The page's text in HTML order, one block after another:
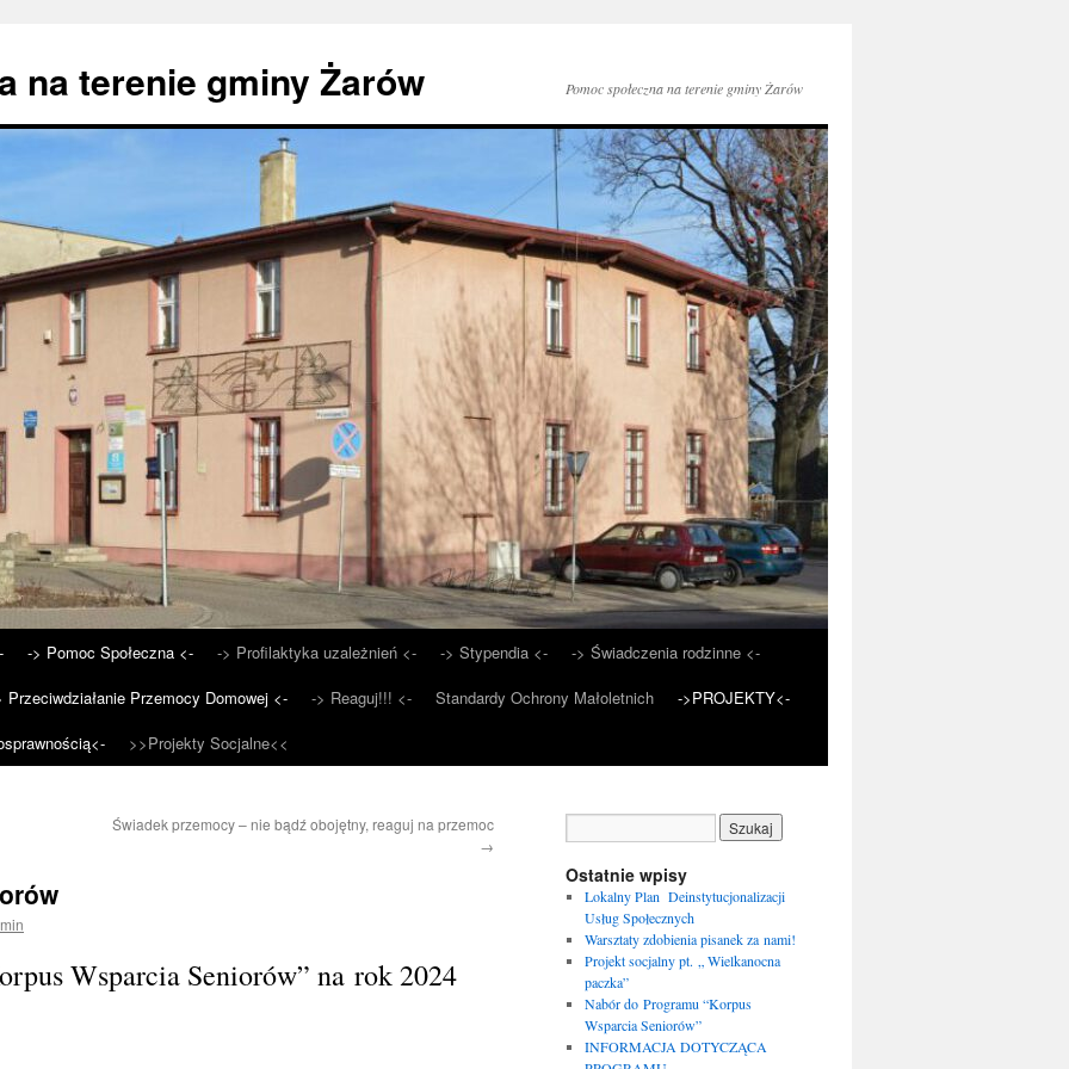
na terenie gminy Żarów Pomoc społeczna na terenie gminy Żarów
-> Pomoc Społeczna <- -> Profilaktyka uzależnień <- -> Stypendia <-
-> Świadczenia rodzinne <-
Przeciwdziałanie Przemocy Domowej <- -> Reaguj!!! <- Standardy Ochrony Małoletnich
->PROJEKTY<-
>>Projekty Socjalne<<
Świadek przemocy – nie bądź obojętny, reaguj na przemoc
→
Wsparcia Seniorów” na rok 2024
Ostatnie wpisy
Lokalny Plan Deinstytucjonalizacji
Usług Społecznych
Warsztaty zdobienia pisanek za nami!
Projekt socjalny pt. „ Wielkanocna
paczka”
Nabór do Programu “Korpus
Wsparcia Seniorów”
INFORMACJA DOTYCZĄCA